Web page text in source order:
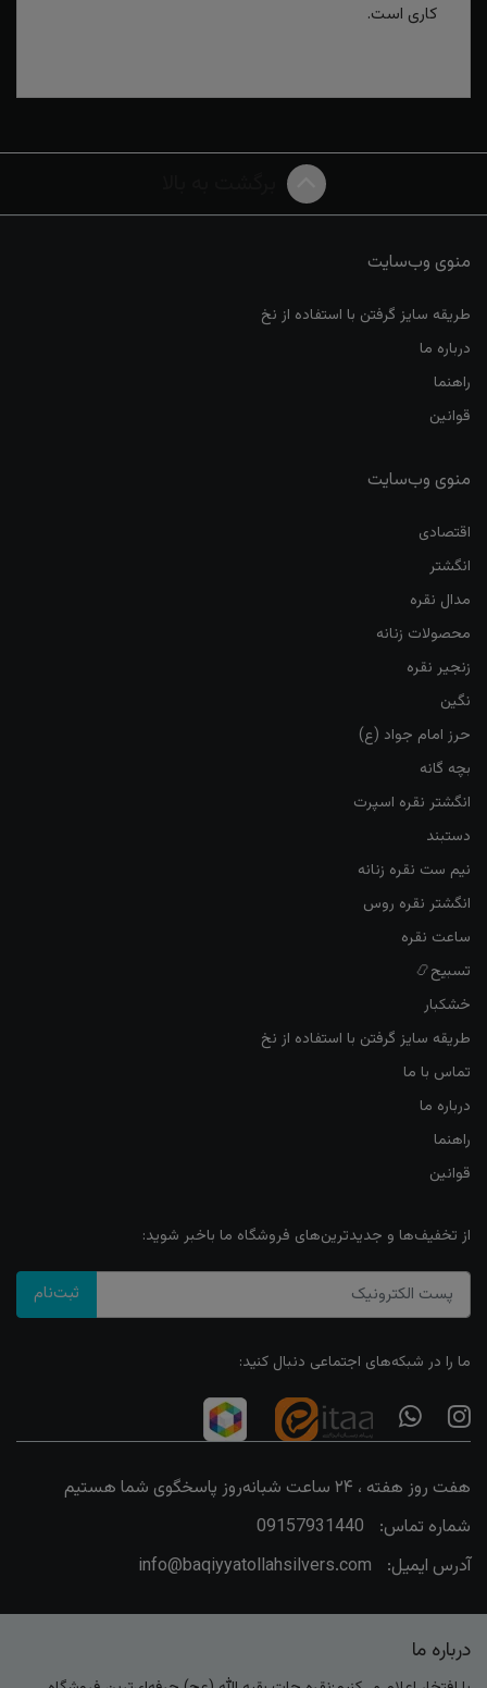
کاری است.
منوی وب‌سایت
طریقه سایز گرفتن با استفاده از نخ
درباره ما
راهنما
قوانین
منوی وب‌سایت
اقتصادی
انگشتر
مدال نقره
محصولات زنانه
زنجیر نقره
نگین
حرز امام جواد (ع)
بچه گانه
انگشتر نقره اسپرت
دستبند
نیم ست نقره زنانه
انگشتر نقره روس
ساعت نقره
تسبیح📿
خشکبار
طریقه سایز گرفتن با استفاده از نخ
تماس با ما
درباره ما
راهنما
قوانین
از تخفیف‌ها و جدیدترین‌های فروشگاه ما باخبر شوید:
ثبت‌نام
ما را در شبکه‌های اجتماعی دنبال کنید:
هفت روز هفته ، ۲۴ ساعت شبانه‌روز پاسخگوی شما هستیم
شماره تماس:
09157931440
آدرس ایمیل:
info@baqiyyatollahsilvers.com
درباره ما